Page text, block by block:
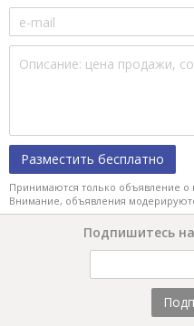
Разместить бесплатно
Принимаются только объявление о
Внимание, объявления
Подпишитесь